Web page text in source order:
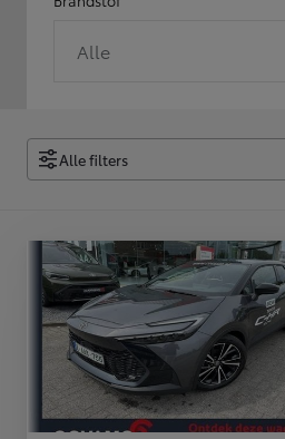
of financiering vanaf
Alle
Alle filters